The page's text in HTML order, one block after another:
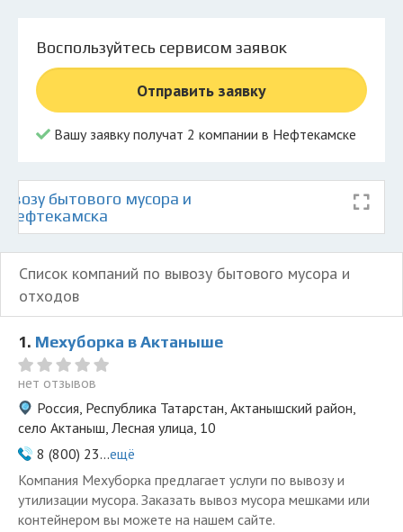
Воспользуйтесь сервисом заявок
Отправить заявку
Вашу заявку получат 2 компании в Нефтекамске
бытового мусора и
Нефтекамска
Список компаний по вывозу бытового мусора и
отходов
1. Мехуборка в Актаныше
нет отзывов
Россия, Республика Татарстан, Актанышский район,
село Актаныш, Лесная улица, 10
8 (800) 23...ещё
Компания Мехуборка предлагает услуги по вывозу и
утилизации мусора. Заказать вывоз мусора мешками или
контейнером вы можете на нашем сайте.